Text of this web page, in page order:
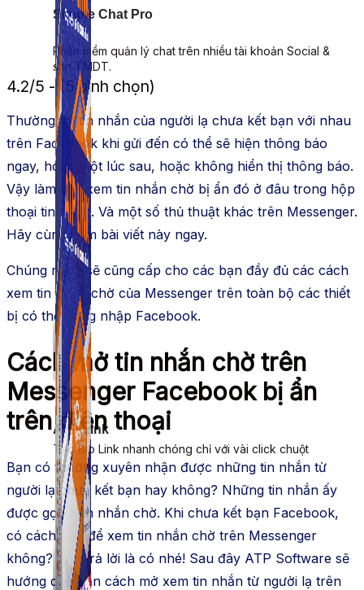
ATP Link
Tạo Bio Link nhanh chóng chỉ với vài click chuột
Simple Chat Pro
Phần mềm quản lý chat trên nhiều tài khoản Social &
sàn TMDT.
4.2/5 - (5 bình chọn)
Thường thì tin nhắn của người lạ chưa kết bạn với nhau
trên Facebook khi gửi đến có thể sẽ hiện thông báo
ngay, hoặc một lúc sau, hoặc không hiển thị thông báo.
Vậy làm sao xem tin nhắn chờ bị ẩn đó ở đâu trong hộp
thoại tin nhắn. Và một số thủ thuật khác trên Messenger.
Hãy cùng xem bài viết này ngay.
Chúng mình sẽ cũng cấp cho các bạn đầy đủ các cách
xem tin nhắn chờ của Messenger trên toàn bộ các thiết
bị có thể đăng nhập Facebook.
Cách mở tin nhắn chờ trên
Messenger Facebook bị ẩn
trên điện thoại
Bạn có thường xuyên nhận được những tin nhắn từ
người lạ chưa kết bạn hay không? Những tin nhắn ấy
được gọi là tin nhắn chờ. Khi chưa kết bạn Facebook,
có cách nào để xem tin nhắn chờ trên Messenger
không? Câu trả lời là có nhé! Sau đây ATP Software sẽ
hướng dẫn bạn cách mở xem tin nhắn từ người lạ trên